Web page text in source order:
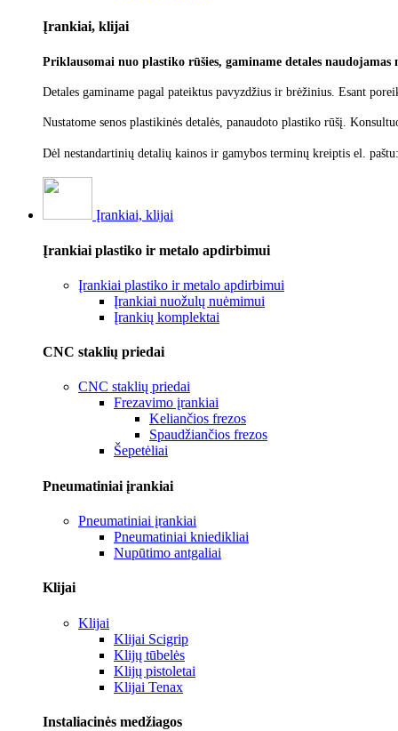
Įrankiai, klijai
Priklausomai nuo plastiko rūšies, gaminame detales
Detales gaminame pagal pateiktus pavyzdžius ir brėžinius. Esant
Nustatome senos plastikinės detalės, panaudoto plastiko rūšį.
Dėl nestandartinių detalių kainos ir gamybos terminų kreiptis el. paštu:
Įrankiai, klijai
Įrankiai plastiko ir metalo apdirbimui
Įrankiai plastiko ir metalo apdirbimui
Įrankiai nuožulų nuėmimui
Įrankių komplektai
CNC staklių priedai
CNC staklių priedai
Frezavimo įrankiai
Keliančios frezos
Spaudžiančios frezos
Šepetėliai
Pneumatiniai įrankiai
Pneumatiniai įrankiai
Pneumatiniai kniedikliai
Nupūtimo antgaliai
Klijai
Klijai
Klijai Scigrip
Klijų tūbelės
Klijų pistoletai
Klijai Tenax
Instaliacinės medžiagos